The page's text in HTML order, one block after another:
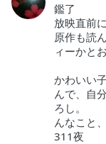
鑑了
放映直前
原作も読
ィーかと
かわいい
んで、自
ろし。
んなこと
311夜